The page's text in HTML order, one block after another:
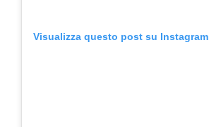
Visualizza questo post su Instagram